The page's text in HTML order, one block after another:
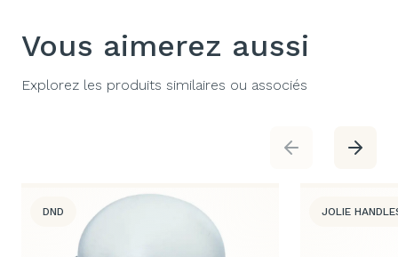
Vous aimerez aussi
Explorez les produits similaires ou associés
DND JOLIE